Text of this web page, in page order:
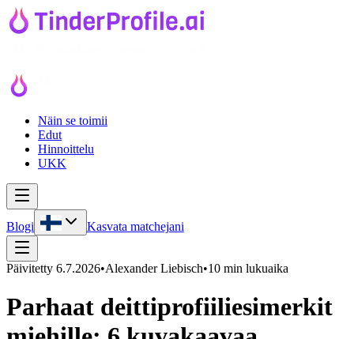
Näin se toimii
Edut
Hinnoittelu
UKK
Blogi Kasvata matchejani
Päivitetty 6.7.2026•Alexander Liebisch•10 min lukuaika
Parhaat deittiprofiiliesimerkit